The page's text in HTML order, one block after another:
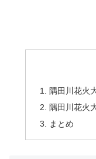
隅田川花火
隅田川花火
まとめ